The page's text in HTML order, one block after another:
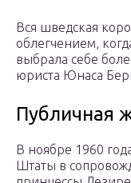
Вся шведская
облегчением,
выбрала себе
юриста Юнаса
Публичная
В ноябре 1960
Штаты в